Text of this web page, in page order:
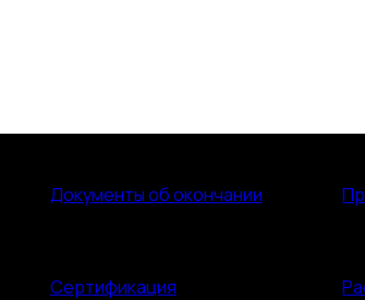
Документы об окончании
Сертификация